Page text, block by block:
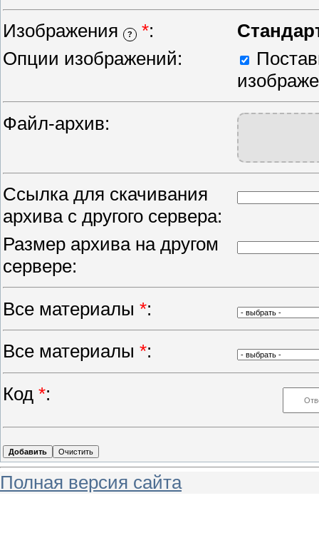
Изображения ? *:
Опции изображений:
Файл-архив:
Ссылка для скачивания
архива с другого сервера:
Размер архива на другом
сервере:
Все материалы *:
Все материалы *:
Код *:
Полная версия сайта